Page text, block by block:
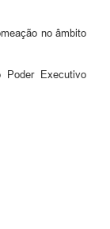
no âmbito
Poder Executivo